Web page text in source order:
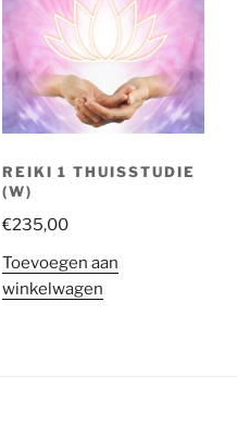
REIKI 1 THUISSTUDIE
(W)
€235,00
Toevoegen aan
winkelwagen